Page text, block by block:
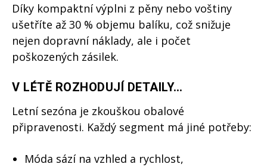
Díky kompaktní výplni z pěny nebo voštiny
ušetříte až 30 % objemu balíku, což snižuje
nejen dopravní náklady, ale i počet
poškozených zásilek.
V LÉTĚ ROZHODUJÍ DETAILY…
Letní sezóna je zkouškou obalové
připravenosti. Každý segment má jiné potřeby:
Móda sází na vzhled a rychlost,